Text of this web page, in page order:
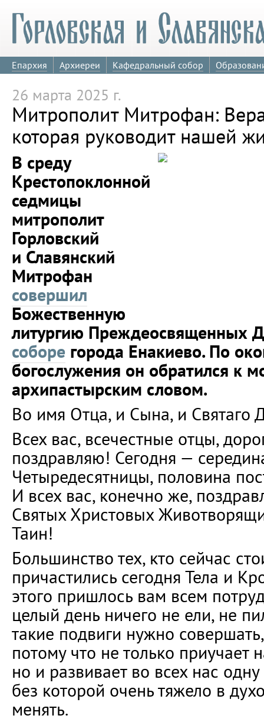
Епархия Архиереи Кафедральный собор
26 марта 2025 г.
Митрополит Митрофан:
которая руководит нашей
В среду
Крестопоклонной
седмицы
митрополит
Горловский
и Славянский
Митрофан
совершил
Божественную
литургию Преждеосвященных
соборе города Енакиево. По
богослужения он обратился к
архипастырским словом.
Во имя Отца, и Сына, и Святаго
Всех вас, всечестные отцы,
поздравляю! Сегодня —
Четыредесятницы, половина
И всех вас, конечно же,
Святых Христовых
Таин!
Большинство тех, кто сейчас
причастились сегодня Тела и
этого пришлось вам всем
целый день ничего не ели, не
такие подвиги нужно
потому что не только приучает
но и развивает во всех нас
без которой очень тяжело в
менять.